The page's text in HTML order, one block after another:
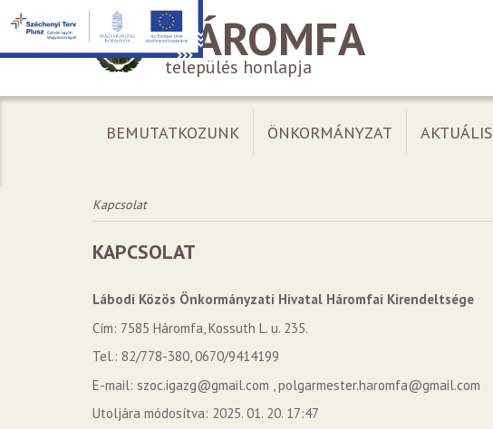
HÁROMFA
település honlapja
BEMUTATKOZUNK ÖNKORMÁNYZAT AKTUÁLIS
Kapcsolat
KAPCSOLAT
Lábodi Közös Önkormányzati Hivatal Háromfai Kirendeltsége
Cím: 7585 Háromfa, Kossuth L. u. 235.
Tel.: 82/778-380, 0670/9414199
E-mail: szoc.igazg@gmail.com , polgarmester.haromfa@gmail.com
Utoljára módosítva: 2025. 01. 20. 17:47